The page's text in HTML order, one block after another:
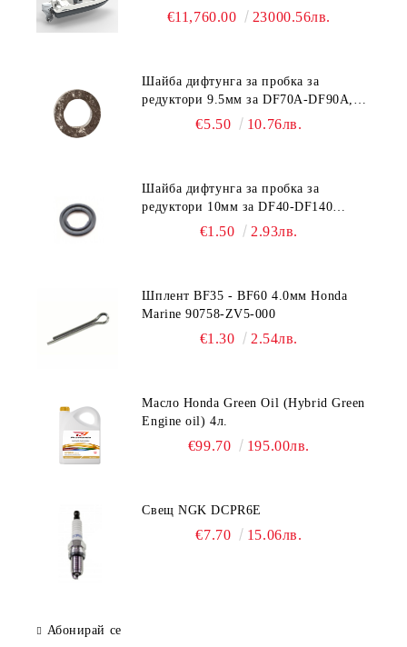
€11,760.00 23000.56лв.
Шайба дифтунга за пробка за
редуктори 9.5мм за DF70A-DF90A,
DF150-DF350 Suzuki 09168-10038
€5.50 10.76лв.
Шайба дифтунга за пробка за
редуктори 10мм за DF40-DF140
Suzuki 09168-10022
€1.50 2.93лв.
Шплент BF35 - BF60 4.0мм Honda
Marine 90758-ZV5-000
€1.30 2.54лв.
Масло Honda Green Oil (Hybrid Green
Engine oil) 4л.
€99.70 195.00лв.
Свещ NGK DCPR6E
€7.70 15.06лв.
Абонирай се